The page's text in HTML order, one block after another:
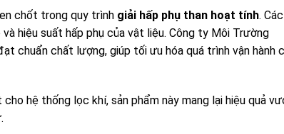
chốt trong quy trình giải hấp phụ than hoạt tính. Các
hiệu suất hấp phụ của vật liệu. Công ty Môi Trường
chuẩn chất lượng, giúp tối ưu hóa quá trình vận hành
hệ thống lọc khí, sản phẩm này mang lại hiệu quả